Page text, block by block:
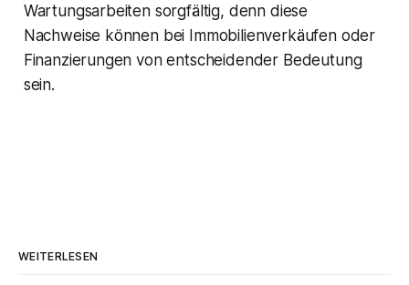
Wartungsarbeiten sorgfältig, denn diese
Nachweise können bei Immobilienverkäufen oder
Finanzierungen von entscheidender Bedeutung
sein.
WEITERLESEN